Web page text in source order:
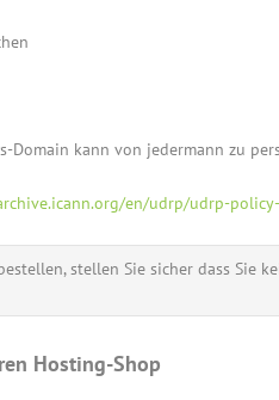
Domain kann von jedermann zu
en/udrp/udrp-
stellen Sie sicher dass Sie
Hosting-Shop